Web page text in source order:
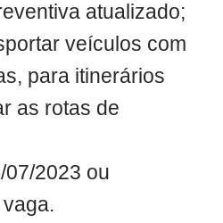
atualizado;
veículos com
para itinerários
as rotas de
07/2023 ou